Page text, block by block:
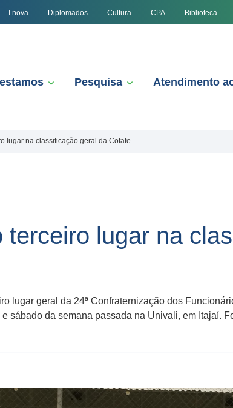
I.nova Diplomados Cultura CPA Biblioteca
Pesquisa Atendimento
lugar na classificação geral da Cofafe
terceiro lugar na
lugar geral da 24ª Confraternização dos
sábado da semana passada na Univali, em Itajaí.